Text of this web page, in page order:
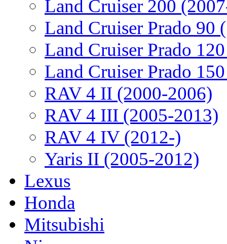
Land Cruiser 200
Land Cruiser Prado 90
Land Cruiser Prado
Land Cruiser Prado
RAV 4 II (2000-2006)
RAV 4 III (2005-2013)
RAV 4 IV (2012-)
Yaris II (2005-2012)
Lexus
Honda
Mitsubishi